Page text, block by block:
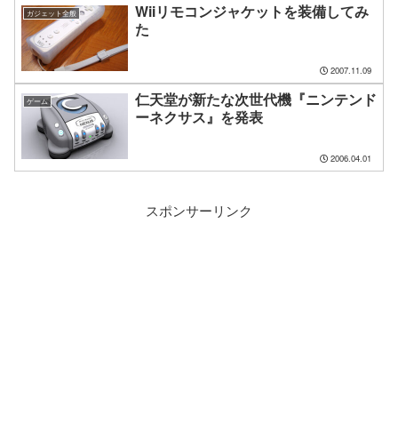
ガジェット全般
Wiiリモコンジャケットを装備してみ
た
2007.11.09
ゲーム
仁天堂が新たな次世代機『ニンテンド
ーネクサス』を発表
2006.04.01
スポンサーリンク